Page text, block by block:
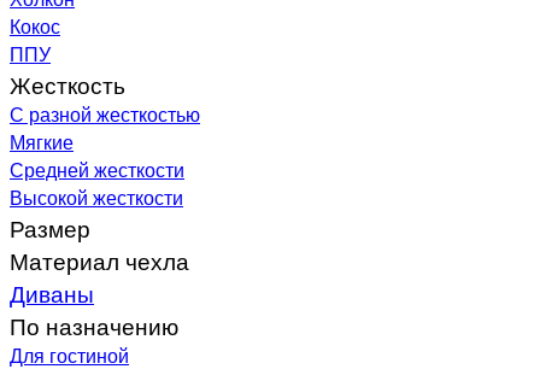
Кокос
ППУ
Жесткость
С разной жесткостью
Мягкие
Средней жесткости
Высокой жесткости
Размер
Материал чехла
Диваны
По назначению
Для гостиной